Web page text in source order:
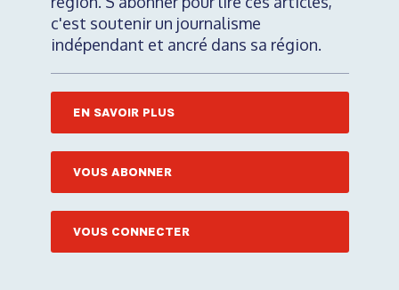
c'est soutenir un journalisme
indépendant et ancré dans sa région.
EN SAVOIR PLUS
VOUS ABONNER
VOUS CONNECTER